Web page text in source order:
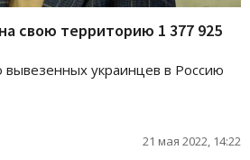
свою территорию 1 377 925
украинцев в Россию
21 мая 2022, 14:22